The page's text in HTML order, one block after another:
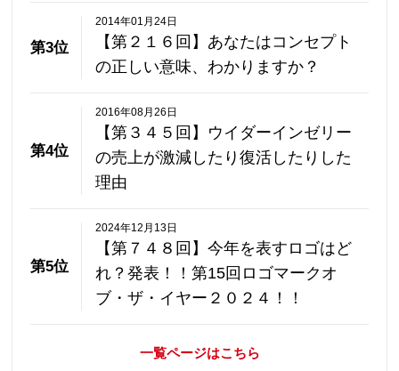
第3位
2014年01月24日
【第２１６回】あなたはコンセプト
の正しい意味、わかりますか？
第4位
2016年08月26日
【第３４５回】ウイダーインゼリー
の売上が激減したり復活したりした
理由
第5位
2024年12月13日
【第７４８回】今年を表すロゴはど
れ？発表！！第15回ロゴマークオ
ブ・ザ・イヤー２０２４！！
一覧ページはこちら